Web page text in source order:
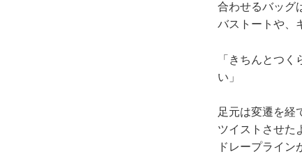
合わせるバッグ
バストートや、
「きちんとつ
い」
足元は変遷を経
ツイストさせた
ドレープライン